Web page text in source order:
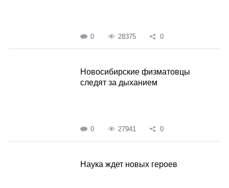
0 28375 0
Новосибирские физматовцы
следят за дыханием
0 27941 0
Наука ждет новых героев